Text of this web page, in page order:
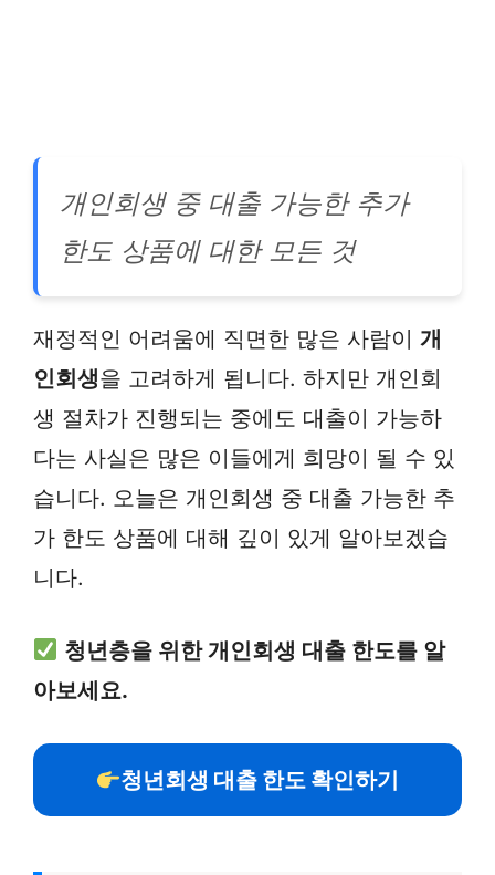
개인회생 중 대출 가능한 추가
한도 상품에 대한 모든 것
재정적인 어려움에 직면한 많은 사람이 개
인회생을 고려하게 됩니다. 하지만 개인회
생 절차가 진행되는 중에도 대출이 가능하
다는 사실은 많은 이들에게 희망이 될 수 있
습니다. 오늘은 개인회생 중 대출 가능한 추
가 한도 상품에 대해 깊이 있게 알아보겠습
니다.
청년층을 위한 개인회생 대출 한도를 알
아보세요.
청년회생 대출 한도 확인하기